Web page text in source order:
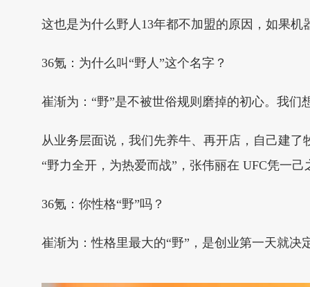
这也是为什么野人13年都不加盟的原因，如果
36氪：为什么叫“野人”这个名字？
崔渐为：“野”是不被世俗规则磨掉的初心。我
从业务层面说，我们先养牛、再开店，自己建
“野力全开，为热爱而战”，张伟丽在 UFC凭一
36氪：你性格“野”吗？
崔渐为：性格里最大的“野”，是创业第一天就决